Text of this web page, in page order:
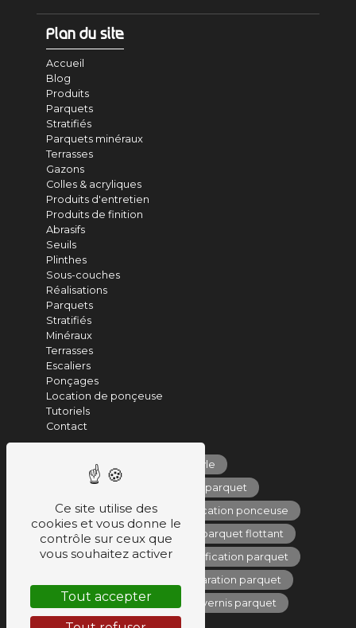
Plan du site
Accueil
Blog
Produits
Parquets
Stratifiés
Parquets minéraux
Terrasses
Gazons
Colles & acryliques
Produits d'entretien
Produits de finition
Abrasifs
Seuils
Plinthes
Sous-couches
Réalisations
Parquets
Stratifiés
Minéraux
Terrasses
Escaliers
Ponçages
Location de ponçeuse
Tutoriels
Contact
parquet vinyle
produits entretien parquet
vente de parquet
location ponceuse
revêtement de sol
parquet flottant
pose de parquet
vitrification parquet
réparation parquet
achat de parquet
vernis parquet
Ce site utilise des
cookies et vous donne le
contrôle sur ceux que
vous souhaitez activer
Tout accepter